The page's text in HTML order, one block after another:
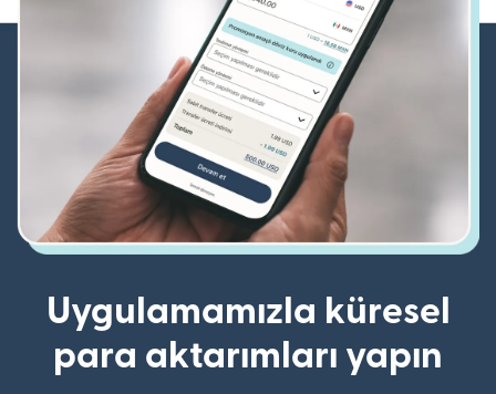
Uygulamamızla küresel
para aktarımları yapın